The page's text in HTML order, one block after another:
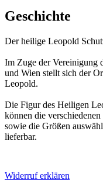
Geschichte
Der heilige Leopold
Im Zuge der Vereinigung
und Wien stellt sich der
Leopold.
Die Figur des Heiligen
können die
sowie die Größen
lieferbar.
Widerruf erklären